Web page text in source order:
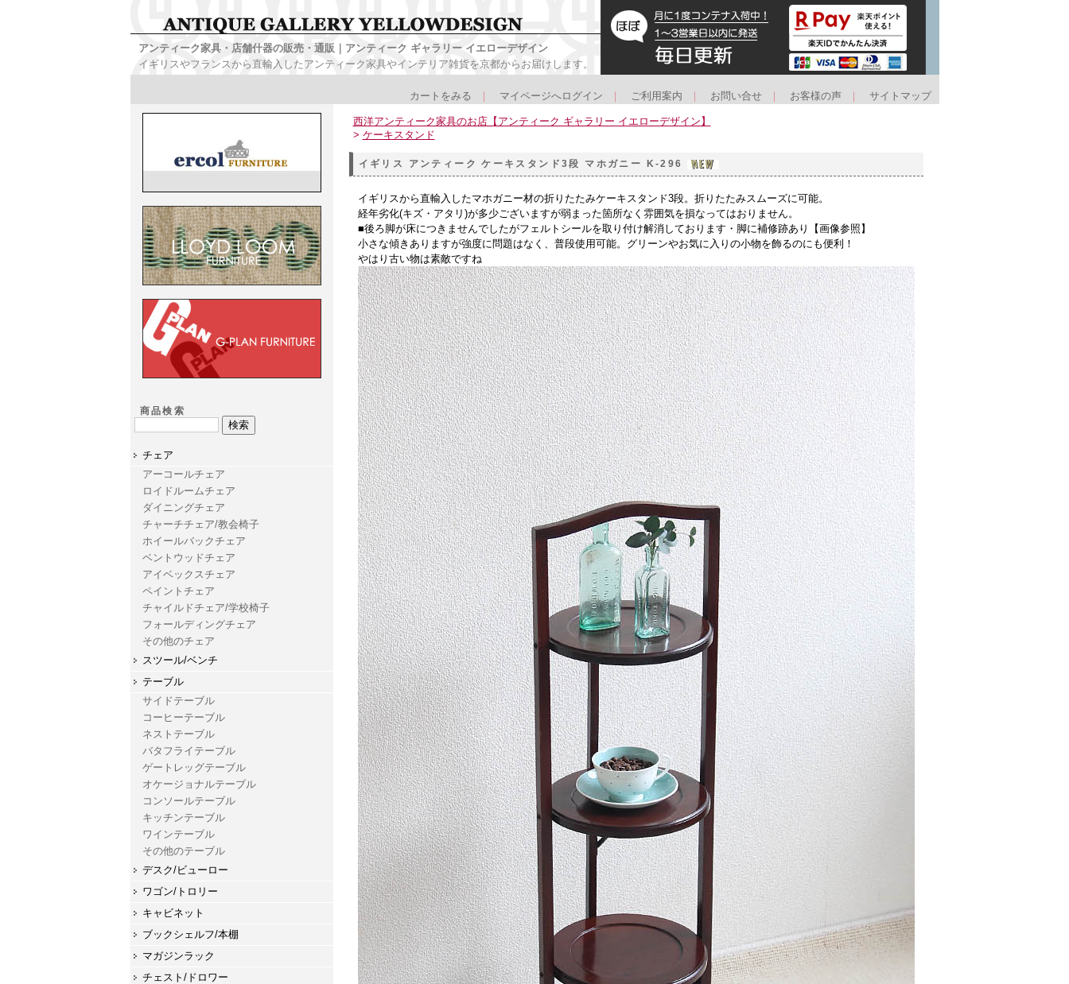
アンティーク家具・店舗什器の販売・通販｜アンティーク ギャラリー イエローデザイン
イギリスやフランスから直輸入したアンティーク家具やインテリア雑貨を京都からお届けします。
カートをみる マイページへログイン ご利用案内 お問い合せ お客様の声 サイトマップ
商品検索
チェア
アーコールチェア
ロイドルームチェア
ダイニングチェア
チャーチチェア/教会椅子
ホイールバックチェア
ベントウッドチェア
アイベックスチェア
ペイントチェア
チャイルドチェア/学校椅子
フォールディングチェア
その他のチェア
スツール/ベンチ
テーブル
サイドテーブル
コーヒーテーブル
ネストテーブル
バタフライテーブル
ゲートレッグテーブル
オケージョナルテーブル
コンソールテーブル
キッチンテーブル
ワインテーブル
その他のテーブル
デスク/ビューロー
ワゴン/トロリー
キャビネット
ブックシェルフ/本棚
マガジンラック
チェスト/ドロワー
西洋アンティーク家具のお店【アンティーク ギャラリー イエローデザイン】
> ケーキスタンド
イギリス アンティーク ケーキスタンド3段 マホガニー K-296
イギリスから直輸入したマホガニー材の折りたたみケーキスタンド3段。折りたたみスムーズに可能。
経年劣化(キズ・アタリ)が多少ございますが弱まった箇所なく雰囲気を損なってはおりません。
■後ろ脚が床につきませんでしたがフェルトシールを取り付け解消しております・脚に補修跡あり【画像参照】
小さな傾きありますが強度に問題はなく、普段使用可能。グリーンやお気に入りの小物を飾るのにも便利！
やはり古い物は素敵ですね